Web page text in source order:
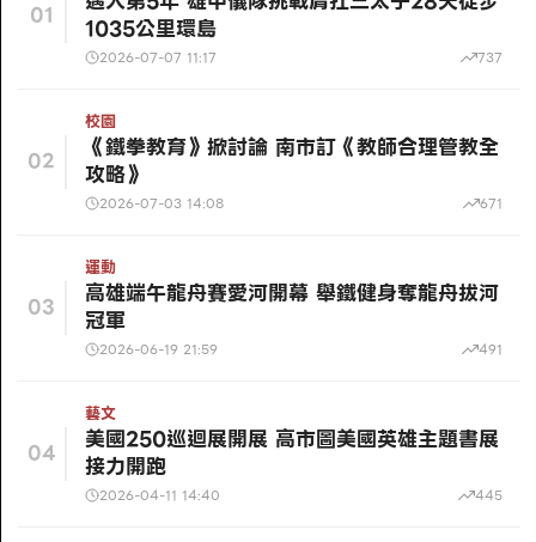
01
1035公里環島
2026-07-07 11:17 737
02
校園
《鐵拳教育》掀討論 南市訂《教師合理管教全
攻略》
2026-07-03 14:08 671
03
運動
高雄端午龍舟賽愛河開幕 舉鐵健身奪龍舟拔河
冠軍
2026-06-19 21:59 491
04
藝文
美國250巡迴展開展 高市圖美國英雄主題書展
接力開跑
2026-04-11 14:40 445